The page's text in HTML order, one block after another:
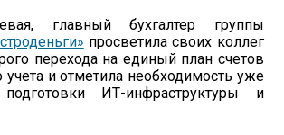
главный бухгалтер группы
просветила своих коллег
перехода на единый план счетов
учета и отметила необходимость уже
ИТ-инфраструктуры и